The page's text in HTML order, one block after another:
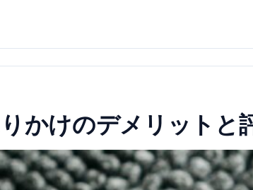
かけのデメリットと